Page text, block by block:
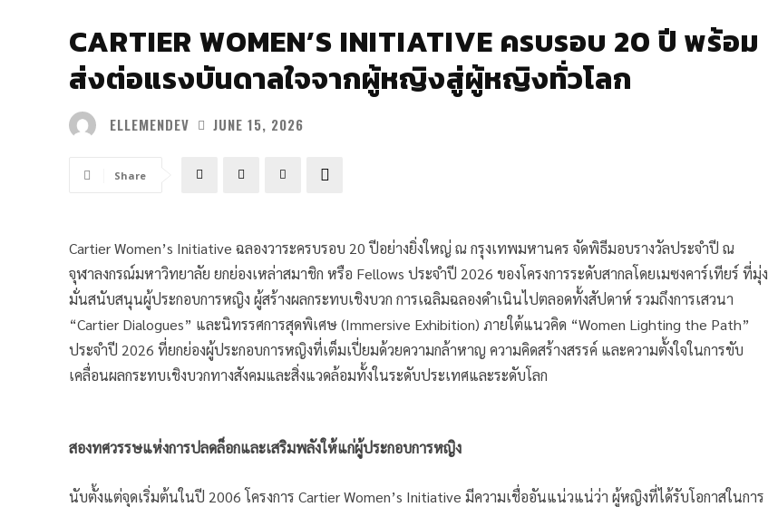
CARTIER WOMEN’S INITIATIVE ครบรอบ 20 ปี พร้อม
ส่งต่อแรงบันดาลใจจากผู้หญิงสู่ผู้หญิงทั่วโลก
ELLEMENDEV JUNE 15, 2026
Share
Cartier Women’s Initiative ฉลองวาระครบรอบ 20 ปีอย่างยิ่งใหญ่ ณ กรุงเทพมหานคร จัดพิธีมอบรางวัลประจำปี ณ
จุฬาลงกรณ์มหาวิทยาลัย ยกย่องเหล่าสมาชิก หรือ Fellows ประจำปี 2026 ของโครงการระดับสากลโดยเมซงคาร์เทียร์ ที่มุ่ง
มั่นสนับสนุนผู้ประกอบการหญิง ผู้สร้างผลกระทบเชิงบวก การเฉลิมฉลองดำเนินไปตลอดทั้งสัปดาห์ รวมถึงการเสวนา
“Cartier Dialogues” และนิทรรศการสุดพิเศษ (Immersive Exhibition) ภายใต้แนวคิด “Women Lighting the Path”
ประจำปี 2026 ที่ยกย่องผู้ประกอบการหญิงที่เต็มเปี่ยมด้วยความกล้าหาญ ความคิดสร้างสรรค์ และความตั้งใจในการขับ
เคลื่อนผลกระทบเชิงบวกทางสังคมและสิ่งแวดล้อมทั้งในระดับประเทศและระดับโลก
สองทศวรรษแห่งการปลดล็อกและเสริมพลังให้แก่ผู้ประกอบการหญิง
นับตั้งแต่จุดเริ่มต้นในปี 2006 โครงการ Cartier Women’s Initiative มีความเชื่ออันแน่วแน่ว่า ผู้หญิงที่ได้รับโอกาสในการ